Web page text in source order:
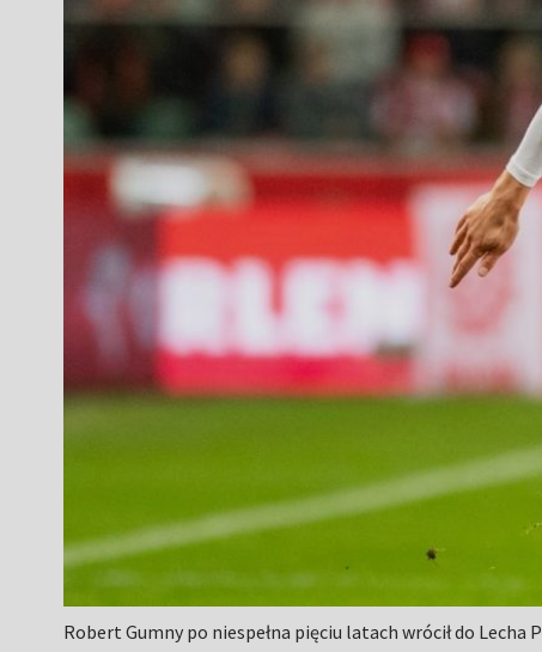
Robert Gumny po niespełna pięciu latach wrócił do